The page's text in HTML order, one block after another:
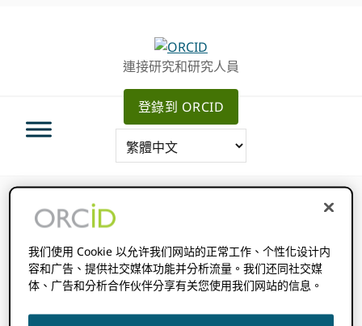
連接研究和研究人員
登錄到 ORCID
此事已過。
活動系列：賦能價值
2024 年 3 月 26 日@十一時三十分-十一時三
我们使用 Cookie 以允许我们网站的正常工作、个性化设计内
容和广告、提供社交媒体功能并分析流量。我们还同社交媒
体、广告和分析合作伙伴分享有关您使用我们网站的信息。